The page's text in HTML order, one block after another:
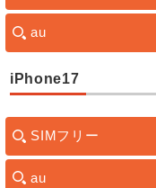
au
iPhone17
SIMフリー
au